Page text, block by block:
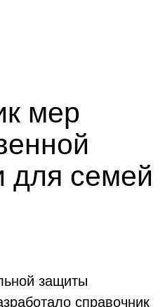
мер
для семей
защиты
справочник